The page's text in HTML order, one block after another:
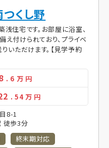
くし野
住宅です。お部屋に浴室、
え付けられており、プライベ
いただけます。【見学予約
. 6 万 円
. 54万 円
8-1
徒歩3分
終末期対応